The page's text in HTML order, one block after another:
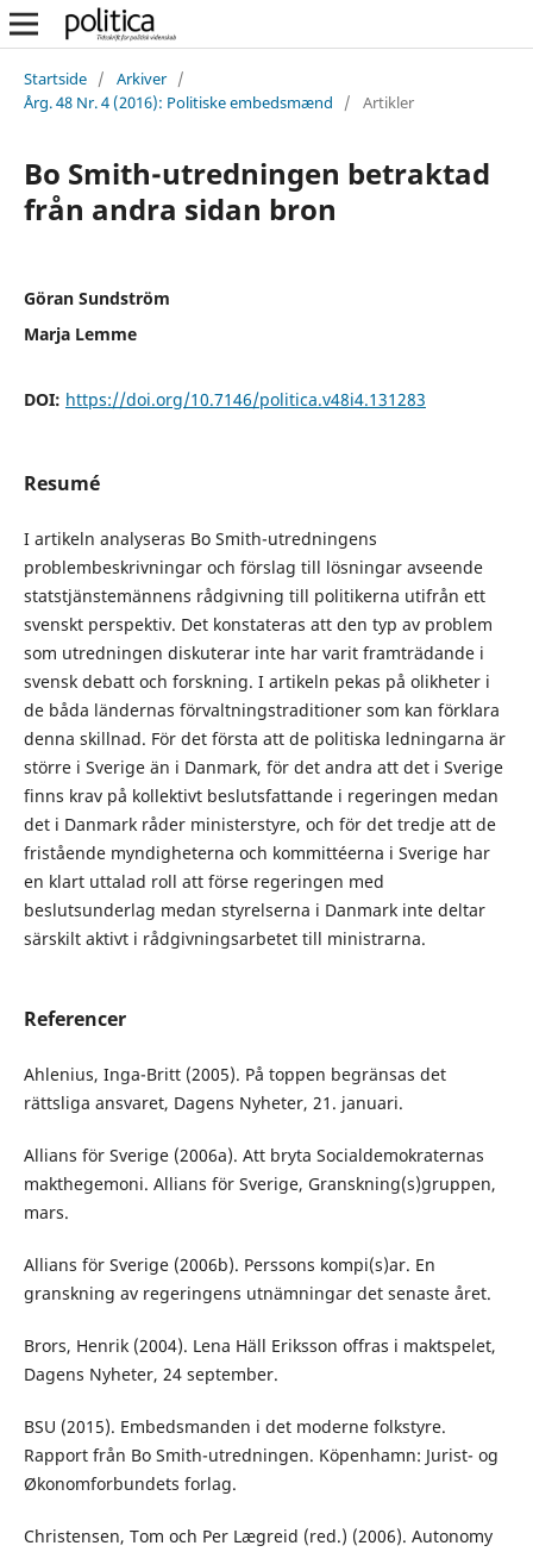
Startside / Arkiver /
Årg. 48 Nr. 4 (2016): Politiske embedsmænd
/ Artikler
Bo Smith-utredningen betraktad
från andra sidan bron
Göran Sundström
Marja Lemme
DOI: https://doi.org/10.7146/politica.v48i4.131283
Resumé
I artikeln analyseras Bo Smith-utredningens
problembeskrivningar och förslag till lösningar avseende
statstjänstemännens rådgivning till politikerna utifrån ett
svenskt perspektiv. Det konstateras att den typ av problem
som utredningen diskuterar inte har varit framträdande i
svensk debatt och forskning. I artikeln pekas på olikheter i
de båda ländernas förvaltningstraditioner som kan förklara
denna skillnad. För det första att de politiska ledningarna är
större i Sverige än i Danmark, för det andra att det i Sverige
finns krav på kollektivt beslutsfattande i regeringen medan
det i Danmark råder ministerstyre, och för det tredje att de
fristående myndigheterna och kommittéerna i Sverige har
en klart uttalad roll att förse regeringen med
beslutsunderlag medan styrelserna i Danmark inte deltar
särskilt aktivt i rådgivningsarbetet till ministrarna.
Referencer
Ahlenius, Inga-Britt (2005). På toppen begränsas det
rättsliga ansvaret, Dagens Nyheter, 21. januari.
Allians för Sverige (2006a). Att bryta Socialdemokraternas
makthegemoni. Allians för Sverige, Granskning(s)gruppen,
mars.
Allians för Sverige (2006b). Perssons kompi(s)ar. En
granskning av regeringens utnämningar det senaste året.
Brors, Henrik (2004). Lena Häll Eriksson offras i maktspelet,
Dagens Nyheter, 24 september.
BSU (2015). Embedsmanden i det moderne folkstyre.
Rapport från Bo Smith-utredningen. Köpenhamn: Jurist- og
Økonomforbundets forlag.
Christensen, Tom och Per Lægreid (red.) (2006). Autonomy